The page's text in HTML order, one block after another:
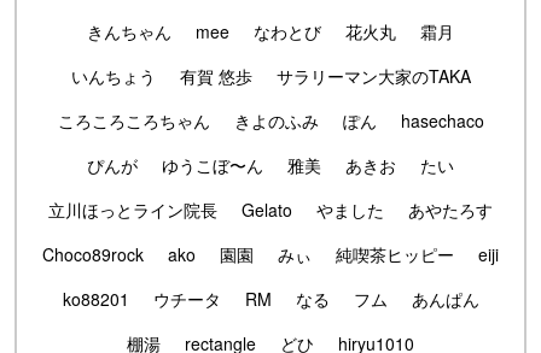
きんちゃん
mee なわとび 花火丸
霜月
いんちょう
有賀 悠歩
サラリーマン大家のTAKA
ころころころちゃん
きよのふみ ぽん
hasechaco
ぴんが
ゆうこぼ〜ん 雅美 あきお
たい
立川ほっとライン院長
Gelato やました
あやたろす
Choco89rock
ako 園園 みぃ 純喫茶ヒッピー
eiji
ko88201
ウチータ RM なる フム
あんぱん
棚湯
rectangle どひ hiryu1010